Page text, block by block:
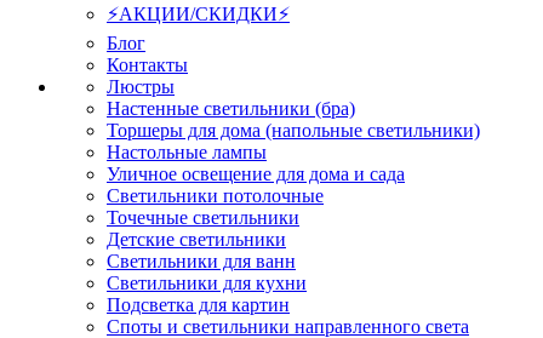
⚡АКЦИИ/СКИДКИ⚡
Блог
Контакты
Люстры
Настенные светильники (бра)
Торшеры для дома (напольные светильники)
Настольные лампы
Уличное освещение для дома и сада
Светильники потолочные
Точечные светильники
Детские светильники
Светильники для ванн
Светильники для кухни
Подсветка для картин
Споты и светильники направленного света